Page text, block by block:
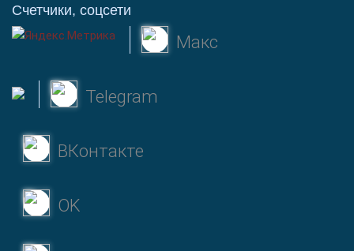
Счетчики, соцсети
Макс
Telegram
ВКонтакте
OK